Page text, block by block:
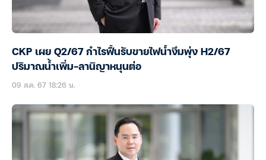
CKP เผย Q2/67 กำไรฟื้นรับขายไฟน้ำงึมพุ่ง H2/67
ปริมาณน้ำเพิ่ม-ลานิญาหนุนต่อ
09 ส.ค. 67 18:26 น.